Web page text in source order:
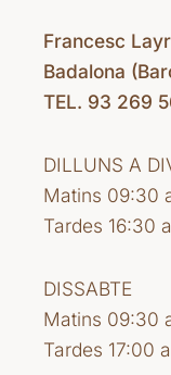
Francesc
Badalona
TEL. 93 269
DILLUNS A
Matins 09:30
Tardes 16:30
DISSABTE
Matins 09:30
Tardes 17:00